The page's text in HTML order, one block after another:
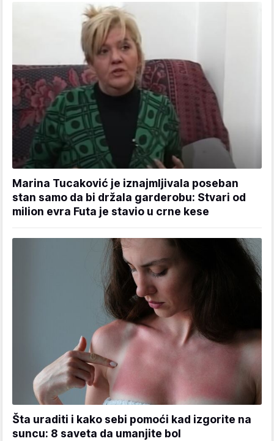
Marina Tucaković je iznajmljivala poseban
stan samo da bi držala garderobu: Stvari od
milion evra Futa je stavio u crne kese
Šta uraditi i kako sebi pomoći kad izgorite na
suncu: 8 saveta da umanjite bol